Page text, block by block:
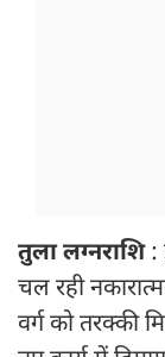
तुला लग्नराशि:
चल रही
वर्ग को तरक्की